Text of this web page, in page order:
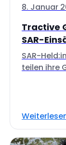
8. Januar
Tractive
SAR-
SAR-
teilen ihre